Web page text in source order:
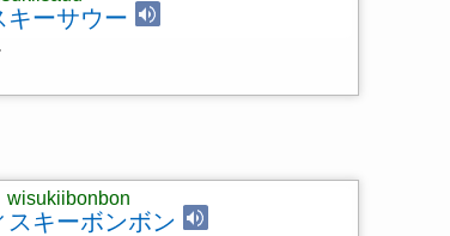
キーサウー
スキーボンボン
wisukiibonbon